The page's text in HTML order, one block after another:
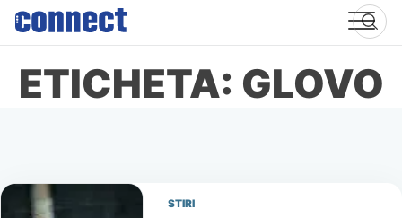
Skip
content
ETICHETA: GLOVO
STIRI